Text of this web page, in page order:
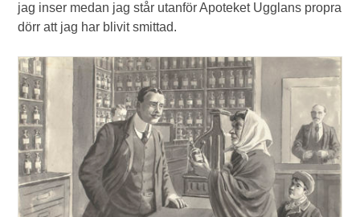
jag inser medan jag står utanför Apoteket Ugglans propra
dörr att jag har blivit smittad.